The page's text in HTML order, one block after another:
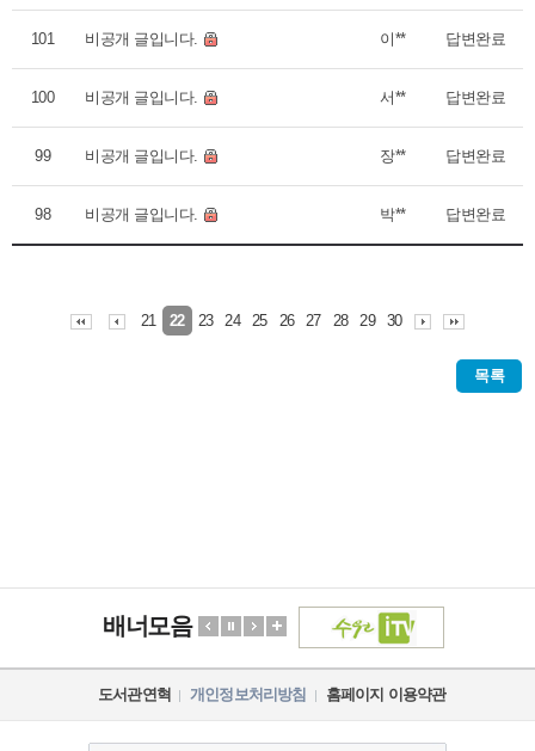
101 비공개 글입니다. 이** 답변완료
100 비공개 글입니다. 서** 답변완료
99 비공개 글입니다. 장** 답변완료
98 비공개 글입니다. 박** 답변완료
21 22 23 24 25 26 27 28 29 30
목록
배너모음
도서관연혁 개인정보처리방침 홈페이지 이용약관